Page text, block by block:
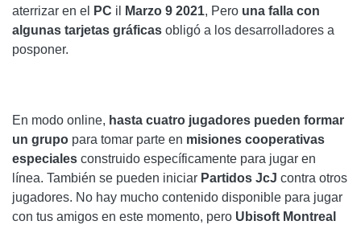
aterrizar en el
PC il Marzo 9 2021, Pero una falla con
algunas tarjetas gráficas obligó a los desarrolladores a
posponer.
En modo online, hasta cuatro jugadores pueden formar
un grupo para tomar parte en misiones cooperativas
especiales construido específicamente para jugar en
línea. También se pueden iniciar Partidos JcJ contra otros
jugadores. No hay mucho contenido disponible para jugar
con tus amigos en este momento, pero Ubisoft Montreal